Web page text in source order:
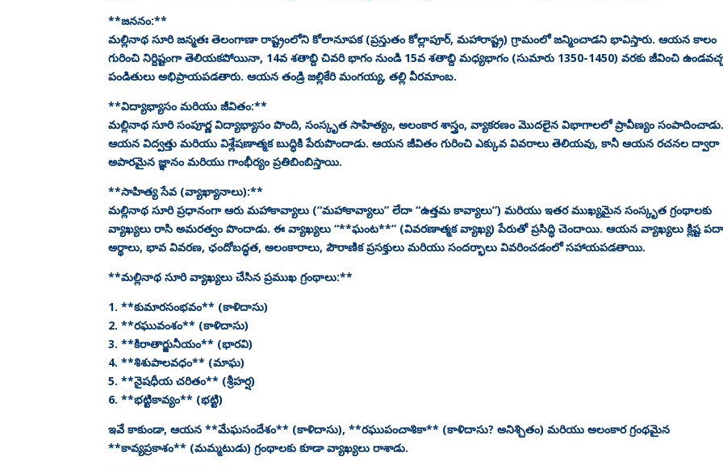
**జననం:**
మల్లినాథ సూరి జన్మతః తెలంగాణా రాష్ట్రంలోని కోలానూపక (ప్రస్తుతం కోల్లాపూర్, మహారాష్ట్ర) గ్రామంలో జన్మించాడని భావిస్తారు. ఆయన కాలం
గురించి నిర్దిష్టంగా తెలియకపోయినా, 14వ శతాబ్ది చివరి భాగం నుండి 15వ శతాబ్ది మధ్యభాగం (సుమారు 1350-1450) వరకు జీవించి
పండితులు అభిప్రాయపడతారు. ఆయన తండ్రి జల్లికేరి మంగయ్య, తల్లి వీరమాంబ.
**విద్యాభ్యాసం మరియు జీవితం:**
మల్లినాథ సూరి సంపూర్ణ విద్యాభ్యాసం పొంది, సంస్కృత సాహిత్యం, అలంకార శాస్త్రం, వ్యాకరణం మొదలైన విభాగాలలో ప్రావీణ్యం
ఆయన విద్వత్తు మరియు విశ్లేషణాత్మక బుద్ధికి పేరుపొందాడు. ఆయన జీవితం గురించి ఎక్కువ వివరాలు తెలియవు, కానీ ఆయన రచనల ద్వారా
అపారమైన జ్ఞానం మరియు గాంభీర్యం ప్రతిబింబిస్తాయి.
**సాహిత్య సేవ (వ్యాఖ్యానాలు):**
మల్లినాథ సూరి ప్రధానంగా ఆరు మహాకావ్యాలు (“మహాకావ్యాలు” లేదా “ఉత్తమ కావ్యాలు”) మరియు ఇతర ముఖ్యమైన సంస్కృత గ్రంథాలకు
వ్యాఖ్యలు రాసి అమరత్వం పొందాడు. ఈ వ్యాఖ్యలు “**ఘంట**” (వివరణాత్మక వ్యాఖ్య) పేరుతో ప్రసిద్ధి చెందాయి. ఆయన వ్యాఖ్యలు క్లిష్ట
అర్థాలు, భావ వివరణ, ఛందోబద్ధత, అలంకారాలు, పౌరాణిక ప్రసక్తులు మరియు సందర్భాలు వివరించడంలో సహాయపడతాయి.
**మల్లినాథ సూరి వ్యాఖ్యలు చేసిన ప్రముఖ గ్రంథాలు:**
1. **కుమారసంభవం** (కాళిదాసు)
2. **రఘువంశం** (కాళిదాసు)
3. **కిరాతార్జునీయం** (భారవి)
4. **శిశుపాలవధం** (మాఘ)
5. **నైషధీయ చరితం** (శ్రీహర్ష)
6. **భట్టికావ్యం** (భట్టి)
ఇవే కాకుండా, ఆయన **మేఘసందేశం** (కాళిదాసు), **రఘుపంచాశికా** (కాళిదాసు? అనిశ్చితం) మరియు అలంకార గ్రంథమైన
**కావ్యప్రకాశం** (మమ్మటుడు) గ్రంథాలకు కూడా వ్యాఖ్యలు రాశాడు.